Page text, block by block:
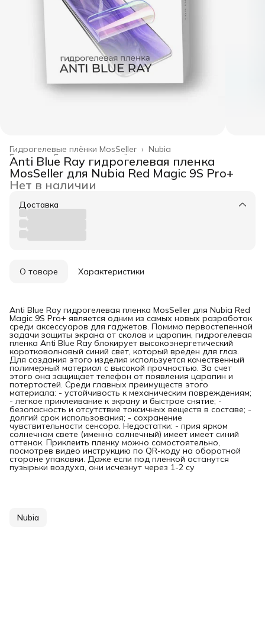
Nubia
Гидрогелевые плёнки MosSeller ›
Гидрогелевые плёнки ›
Главная ›
Anti Blue Ray гидрогелевая пленка
MosSeller для Nubia Red Magic 9S Pro+
Нет в наличии
Доставка
О товаре Характеристики
Anti Blue Ray гидрогелевая пленка MosSeller для Nubia Red
Magic 9S Pro+ является одним из самых новых разработок
среди аксессуаров для гаджетов. Помимо первостепенной
задачи защиты экрана от сколов и царапин, гидрогелевая
пленка Anti Blue Ray блокирует высокоэнергетический
коротковолновый синий свет, который вреден для глаз.
Для создания этого изделия используется качественный
полимерный материал с высокой прочностью. За счет
этого она защищает телефон от появления царапин и
потертостей. Среди главных преимуществ этого
материала: - устойчивость к механическим повреждениям;
- легкое приклеивание к экрану и быстрое снятие; -
безопасность и отсутствие токсичных веществ в составе; -
долгий срок использования; - сохранение
чувствительности сенсора. Недостатки: - прия ярком
солнечном свете (именно солнечный) имеет имеет синий
оттенок. Приклеить пленку можно самостоятельно,
посмотрев видео инструкцию по QR-коду на оборотной
стороне упаковки. Даже если под пленкой останутся
пузырьки воздуха, они исчезнут через 1-2 су
Nubia